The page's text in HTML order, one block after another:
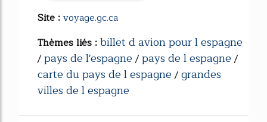
Site :voyage.gc.ca
Thèmes liés :billet d avion pour l espagne
/pays de l'espagne/pays de l espagne/
carte du pays de l espagne/grandes
villes de l espagne